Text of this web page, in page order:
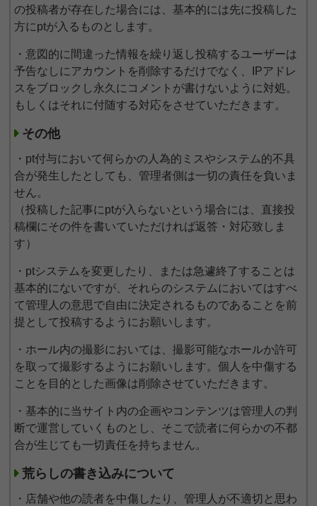
の投稿者が存在した場合には、基本的には先に投稿した
方にptが入るものとします。
・意図的に間違った情報を繰り返し投稿するユーザーは
予告なしにアカウントを削除するだけでなく、IPアドレ
スをブロックし永久にコメントが書けないように対処。
もしくはそれに付随する対応をさせていただきます。
その他
・pt付与において何らかの人為的ミスやシステム的不具
合が発生したとしても、管理者側は一切の責任を負いま
せん。
（投稿した記事にptが入らないという場合には、直接投
稿欄にその件を書いていただければ返答・対応致しま
す）
・ptシステムを変更したり、または急遽終了することは
基本的にないですが、それらのシステムにおいてはすべ
て管理人の意思で自由に決定されるものであることを前
提として投稿するようにお願いします。
・ホール内の撮影においては、撮影可能なホールか許可
を取って撮影するようにお願いします。個人を中傷する
ことを目的とした画像は削除させていただきます。
・基本的に当サイト内の企画やコンテンツは管理人の判
断で運営していくものとし、そこで読者に何らかの不都
合が生じても一切責任を持ちません。
荒らしの書き込みについて
・店舗や他の読者を中傷したり、管理人が不適切と思わ